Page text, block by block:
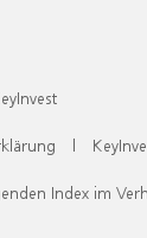
|
Index im